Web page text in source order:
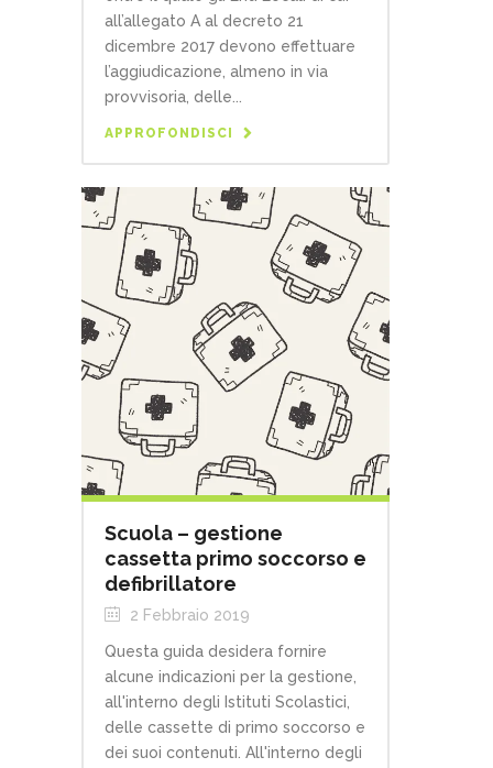
all’allegato A al decreto 21
dicembre 2017 devono effettuare
l’aggiudicazione, almeno in via
provvisoria, delle...
APPROFONDISCI
Scuola – gestione
cassetta primo soccorso e
defibrillatore
2 Febbraio 2019
Questa guida desidera fornire
alcune indicazioni per la gestione,
all'interno degli Istituti Scolastici,
delle cassette di primo soccorso e
dei suoi contenuti. All'interno degli